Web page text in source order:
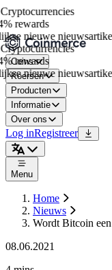
rewards
nieuwe
rewards
nieuwe
Coins
Koersen
Producten
Informatie
Over ons
Log inRegistreer
Menu
Home
Nieuws
Wordt Bitcoin
08.06.2021